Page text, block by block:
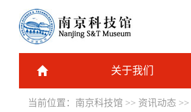
关于我们
当前位置： 南京科技馆 >> 资讯动态 >>